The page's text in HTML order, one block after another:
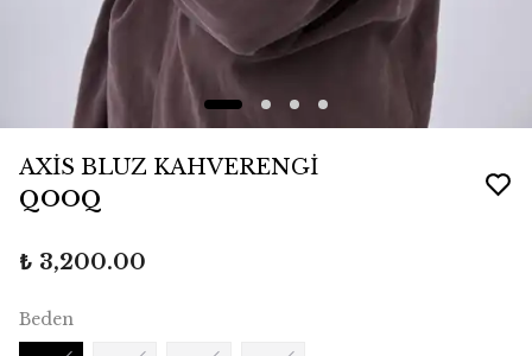
AXİS BLUZ KAHVERENGİ
QOOQ
₺ 3,200.00
Beden